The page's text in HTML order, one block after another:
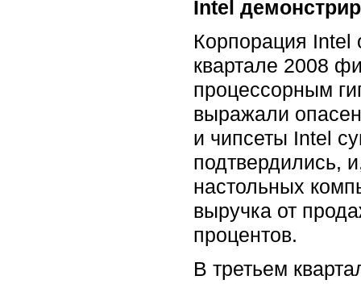
Intel
Корпорация Intel
квартале 2008
процессорным
выражали
и чипсеты Intel
подтвердились,
настольных
выручка от
процентов.
В третьем